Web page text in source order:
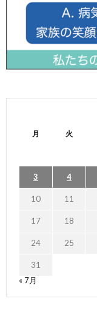
月 火
3 4
10 11
17 18
24 25
31
« 7月